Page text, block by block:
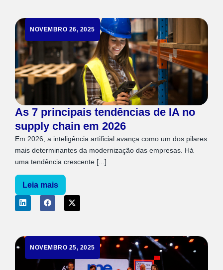
NOVEMBRO 26, 2025
As 7 principais tendências de IA no
supply chain em 2026
Em 2026, a inteligência artificial avança como um dos pilares
mais determinantes da modernização das empresas. Há
uma tendência crescente [...]
Leia mais
NOVEMBRO 25, 2025